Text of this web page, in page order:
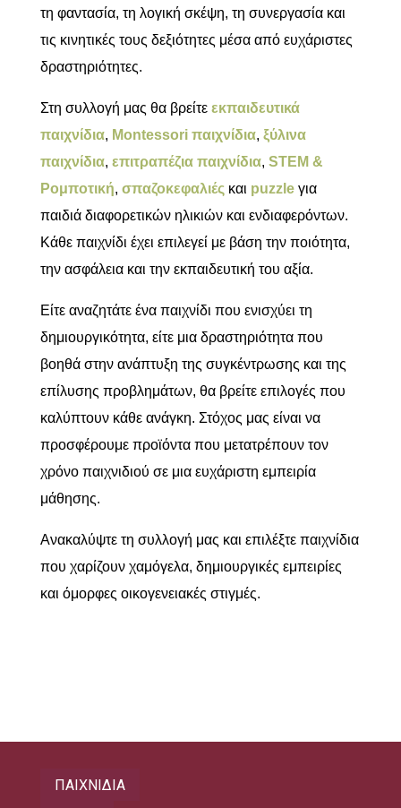
τη φαντασία, τη λογική σκέψη, τη συνεργασία και
τις κινητικές τους δεξιότητες μέσα από ευχάριστες
δραστηριότητες.
Στη συλλογή μας θα βρείτε εκπαιδευτικά
παιχνίδια, Montessori παιχνίδια, ξύλινα
παιχνίδια, επιτραπέζια παιχνίδια, STEM &
Ρομποτική, σπαζοκεφαλιές και puzzle για
παιδιά διαφορετικών ηλικιών και ενδιαφερόντων.
Κάθε παιχνίδι έχει επιλεγεί με βάση την ποιότητα,
την ασφάλεια και την εκπαιδευτική του αξία.
Είτε αναζητάτε ένα παιχνίδι που ενισχύει τη
δημιουργικότητα, είτε μια δραστηριότητα που
βοηθά στην ανάπτυξη της συγκέντρωσης και της
επίλυσης προβλημάτων, θα βρείτε επιλογές που
καλύπτουν κάθε ανάγκη. Στόχος μας είναι να
προσφέρουμε προϊόντα που μετατρέπουν τον
χρόνο παιχνιδιού σε μια ευχάριστη εμπειρία
μάθησης.
Ανακαλύψτε τη συλλογή μας και επιλέξτε παιχνίδια
που χαρίζουν χαμόγελα, δημιουργικές εμπειρίες
και όμορφες οικογενειακές στιγμές.
ΠΑΙΧΝΙΔΙΑ